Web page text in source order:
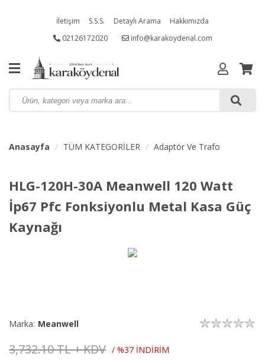
İletişim S.S.S. Detaylı Arama
Hakkımızda
02126172020
info@karakoydenal.com
Anasayfa TÜM KATEGORİLER Adaptör Ve Trafo
HLG-120H-30A Meanwell 120 Watt
İp67 Pfc Fonksiyonlu Metal Kasa Güç
Kaynağı
Marka: Meanwell
3,732.10 TL + KDV / %37 İNDİRİM